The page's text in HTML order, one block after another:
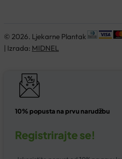
© 2026. Ljekarne Plantak
| Izrada: MIDNEL
10% popusta na prvu narudžbu
Registrirajte se!